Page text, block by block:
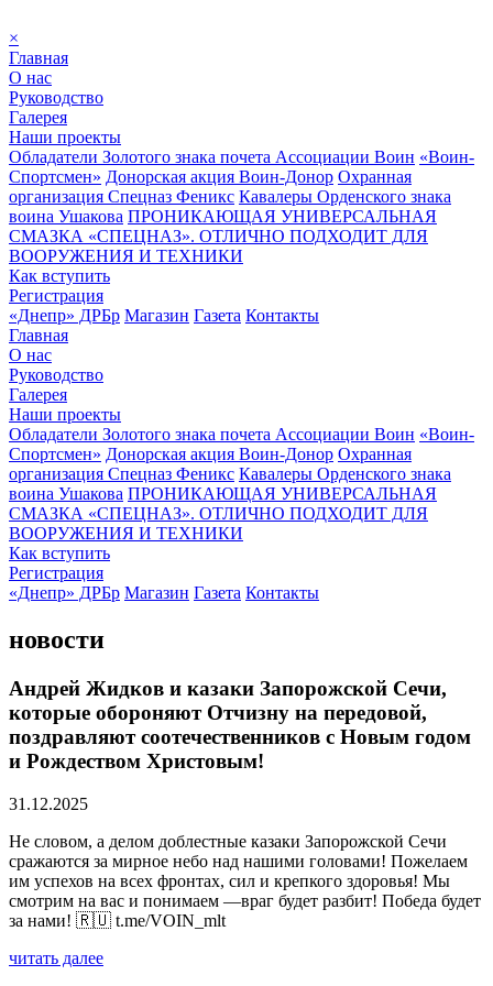
×
Главная
О нас
Руководство
Галерея
Наши проекты
Обладатели Золотого знака почета Ассоциации Воин «Воин-
Спортсмен» Донорская акция Воин-Донор Охранная
организация Спецназ Феникс Кавалеры Орденского знака
воина Ушакова ПРОНИКАЮЩАЯ УНИВЕРСАЛЬНАЯ
СМАЗКА «СПЕЦНАЗ». ОТЛИЧНО ПОДХОДИТ ДЛЯ
ВООРУЖЕНИЯ И ТЕХНИКИ
Как вступить
Регистрация
«Днепр» ДРБр Магазин Газета Контакты
Главная
О нас
Руководство
Галерея
Наши проекты
Обладатели Золотого знака почета Ассоциации Воин «Воин-
Спортсмен» Донорская акция Воин-Донор Охранная
организация Спецназ Феникс Кавалеры Орденского знака
воина Ушакова ПРОНИКАЮЩАЯ УНИВЕРСАЛЬНАЯ
СМАЗКА «СПЕЦНАЗ». ОТЛИЧНО ПОДХОДИТ ДЛЯ
ВООРУЖЕНИЯ И ТЕХНИКИ
Как вступить
Регистрация
«Днепр» ДРБр Магазин Газета Контакты
новости
Андрей Жидков и казаки Запорожской Сечи,
которые обороняют Отчизну на передовой,
поздравляют соотечественников с Новым годом
и Рождеством Христовым!
31.12.2025
Не словом, а делом доблестные казаки Запорожской Сечи
сражаются за мирное небо над нашими головами! Пожелаем
им успехов на всех фронтах, сил и крепкого здоровья! Мы
смотрим на вас и понимаем —враг будет разбит! Победа будет
за нами! 🇷🇺 t.me/VOIN_mlt
читать далее